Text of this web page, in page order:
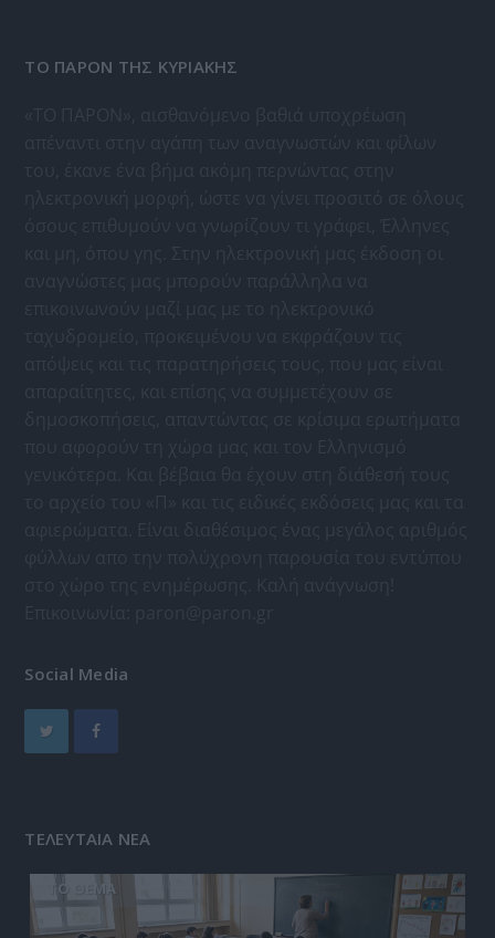
ΤΟ ΠΑΡΟΝ ΤΗΣ ΚΥΡΙΑΚΗΣ
Social Media
ΤΕΛΕΥΤΑΙΑ ΝΕΑ
ΤΟ ΘΕΜΑ